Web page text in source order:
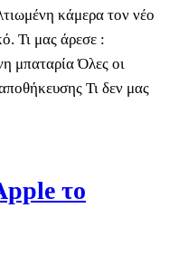
κάμερα τον νέο
Τι μας άρεσε :
μπαταρία Όλες οι
Τι δεν μας
το